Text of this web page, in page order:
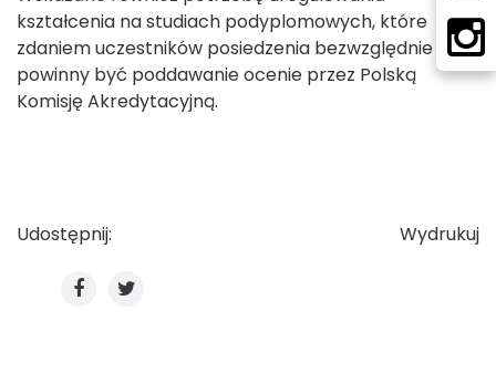
kształcenia na studiach podyplomowych, które
zdaniem uczestników posiedzenia bezwzględnie
powinny być poddawanie ocenie przez Polską
Komisję Akredytacyjną.
Udostępnij: Wydrukuj